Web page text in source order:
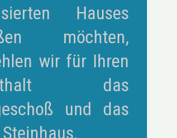
Hauses
möchten,
wir für Ihren
das
und das